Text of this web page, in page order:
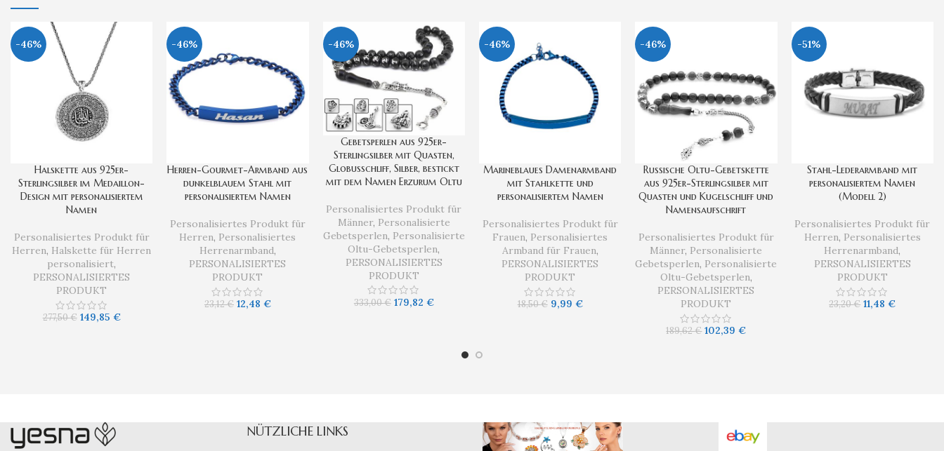
-46%
Halskette aus 925er-
Sterlingsilber im Medaillon-
Design mit personalisiertem
Namen
Personalisiertes Produkt für
Herren, Halskette für Herren
personalisiert,
PERSONALISIERTES
PRODUKT
277,50€ 149,85 €
-46%
Herren-Gourmet-Armband aus
dunkelblauem Stahl mit
personalisiertem Namen
Personalisiertes Produkt für
Herren, Personalisiertes
Herrenarmband,
PERSONALISIERTES
PRODUKT
23,12€ 12,48 €
-46%
Gebetsperlen aus 925er-
Sterlingsilber mit Quasten,
Globusschliff, Silber, bestickt
mit dem Namen Erzurum Oltu
Personalisiertes Produkt für
Männer, Personalisierte
Gebetsperlen, Personalisierte
Oltu-Gebetsperlen,
PERSONALISIERTES
PRODUKT
333,00€ 179,82 €
-46%
Marineblaues Damenarmband
mit Stahlkette und
personalisiertem Namen
Personalisiertes Produkt für
Frauen, Personalisiertes
Armband für Frauen,
PERSONALISIERTES
PRODUKT
18,50€ 9,99 €
-46%
Russische Oltu-Gebetskette
aus 925er-Sterlingsilber mit
Quasten und Kugelschliff und
Namensaufschrift
Personalisiertes Produkt für
Männer, Personalisierte
Gebetsperlen, Personalisierte
Oltu-Gebetsperlen,
PERSONALISIERTES
PRODUKT
189,62€ 102,39€
-51%
Stahl-Lederarmband mit
personalisiertem Namen
(Modell 2)
Personalisiertes Produkt für
Herren, Personalisiertes
Herrenarmband,
PERSONALISIERTES
PRODUKT
23,20€ 11,48€
NÜTZLICHE LINKS